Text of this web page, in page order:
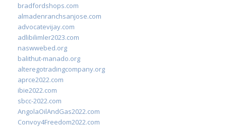
bradfordshops.com
almadenranchsanjose.com
advocatevijay.com
adlibilimler2023.com
naswwebed.org
balithut-manado.org
alteregotradingcompany.org
aprce2022.com
ibie2022.com
sbcc-2022.com
AngolaOilAndGas2022.com
Convoy4Freedom2022.com